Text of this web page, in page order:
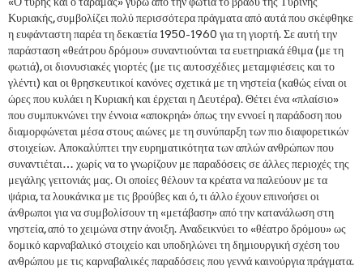
Κυριακής, συμβολίζει πολύ περισσότερα πράγματα από αυτά που σκέφθηκε
η ευφάνταστη παρέα τη δεκαετία 1950-1960 για τη γιορτή. Σε αυτή την
παράσταση «θεάτρου δρόμου» συναντιούνται τα ευετηριακά έθιμα (με τη
φωτιά), οι διονυσιακές γιορτές (με τις αυτοσχέδιες μεταμφιέσεις και το
γλέντι) και οι θρησκευτικοί κανόνες σχετικά με τη νηστεία (καθώς είναι οι
ώρες που κυλάει η Κυριακή και έρχεται η Δευτέρα). Θέτει ένα «πλαίσιο»
που συμπυκνώνει την έννοια «αποκρηά» όπως την εννοεί η παράδοση που
διαμορφώνεται μέσα στους αιώνες με τη συνύπαρξη των πιο διαφορετικών
στοιχείων. Αποκαλύπτει την ευρηματικότητα των απλών ανθρώπων που
συναντιέται… χωρίς να το γνωρίζουν με παραδόσεις σε άλλες περιοχές της
μεγάλης γειτονιάς μας. Οι οποίες θέλουν τα κρέατα να παλεύουν με τα
ψάρια, τα λουκάνικα με τις βρούβες και ό, τι άλλο έχουν επινοήσει οι
άνθρωποι για να συμβολίσουν τη «μετάβαση» από την κατανάλωση στη
νηστεία, από το χειμώνα στην άνοιξη. Αναδεικνύει το «θέατρο δρόμου» ως
δομικό καρναβαλικό στοιχείο και υποδηλώνει τη δημιουργική σχέση του
ανθρώπου με τις καρναβαλικές παραδόσεις που γεννά καινούργια πράγματα.